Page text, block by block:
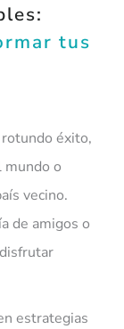
tus
rotundo éxito,
mundo o
vecino.
de amigos o
estrategias